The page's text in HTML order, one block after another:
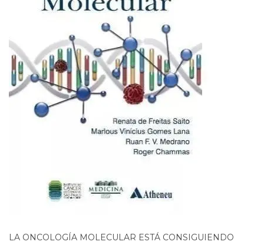
LA ONCOLOGÍA MOLECULAR ESTÁ CONSIGUIENDO